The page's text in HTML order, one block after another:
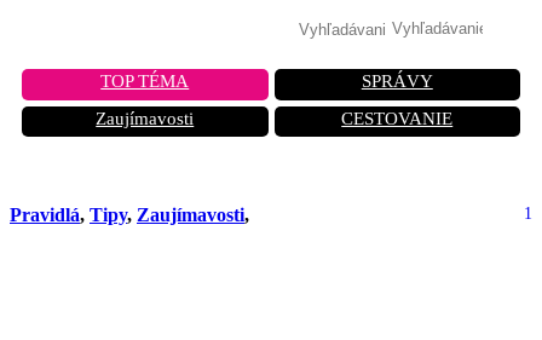
TOP TÉMA
SPRÁVY
Zaujímavosti
CESTOVANIE
Pravidlá, Tipy, Zaujímavosti, 1